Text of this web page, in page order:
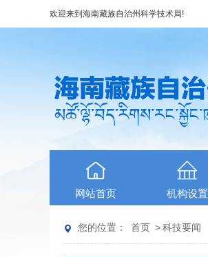
欢迎来到 海南藏族自治州科学技术局!
网站首页 机构设置
您的位置： 首页 >科技要闻